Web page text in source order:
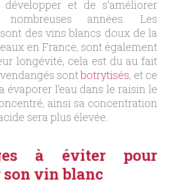
et de s’améliorer
années. Les
des vins blancs doux de la
en France, sont également
longévité, cela est du au fait
sontbotrytisés, et ce
évaporer l’eau dans le raisin le
ainsi sa concentration
sera plus élevée.
à éviter pour
son vin blanc